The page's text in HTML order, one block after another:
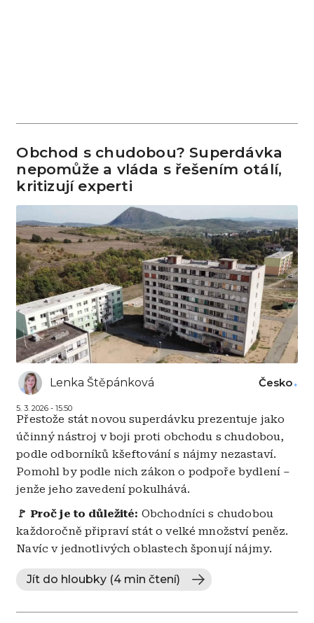
Obchod s chudobou? Superdávka
nepomůže a vláda s řešením otálí,
kritizují experti
Lenka Štěpánková
5. 3. 2026 - 15:50
Česko
Přestože stát novou superdávku prezentuje jako
účinný nástroj v boji proti obchodu s chudobou,
podle odborníků kšeftování s nájmy nezastaví.
Pomohl by podle nich zákon o podpoře bydlení –
jenže jeho zavedení pokulhává.
🚩 Proč je to důležité: Obchodníci s chudobou
každoročně připraví stát o velké množství peněz.
Navíc v jednotlivých oblastech šponují nájmy.
Jít do hloubky (4 min čtení)